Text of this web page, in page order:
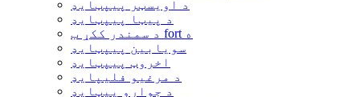
د اویسټر پیپټایډ
د پیټا پیپټایډ
د سمندر ککړ ب fort ه
سویابین پیپټایډ
اخروټ پیپټایډ
د مرغیو فلیپایډ
د جوارو پیټایډ